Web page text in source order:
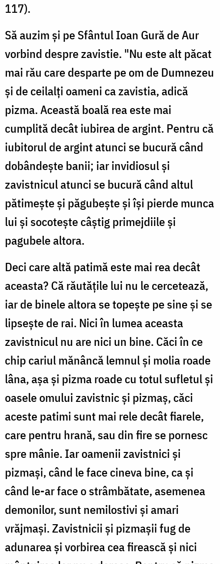
117).
Să auzim și pe Sfântul Ioan Gură de Aur
vorbind despre zavistie. "Nu este alt păcat
mai rău care desparte pe om de Dumnezeu
și de ceilalți oameni ca zavistia, adică
pizma. Această boală rea este mai
cumplită decât iubirea de argint. Pentru că
iubitorul de argint atunci se bucură când
dobândește banii; iar invidiosul și
zavistnicul atunci se bucură când altul
pătimește și păgubește și își pierde munca
lui și socotește câștig primejdiile și
pagubele altora.
Deci care altă patimă este mai rea decât
aceasta? Că răutățile lui nu le cercetează,
iar de binele altora se topește pe sine și se
lipsește de rai. Nici în lumea aceasta
zavistnicul nu are nici un bine. Căci în ce
chip cariul mănâncă lemnul și molia roade
lâna, așa și pizma roade cu totul sufletul și
oasele omului zavistnic și pizmaș, căci
aceste patimi sunt mai rele decât fiarele,
care pentru hrană, sau din fire se pornesc
spre mânie. Iar oamenii zavistnici și
pizmași, când le face cineva bine, ca și
când le-ar face o strâmbătate, asemenea
demonilor, sunt nemilostivi și amari
vrăjmași. Zavistnicii și pizmașii fug de
adunarea și vorbirea cea firească și nici